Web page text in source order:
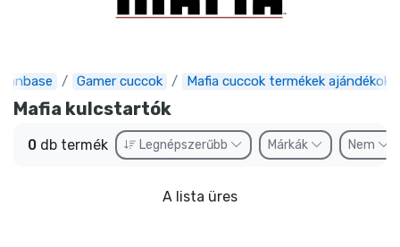
Fanbase Gamer cuccok Mafia cuccok termékek ajándékok
Mafia kulcstartók
0 db termék Legnépszerűbb Márkák Nem
A lista üres
Express szállítás
Előrendelhető cuccok
Outlet cuccok